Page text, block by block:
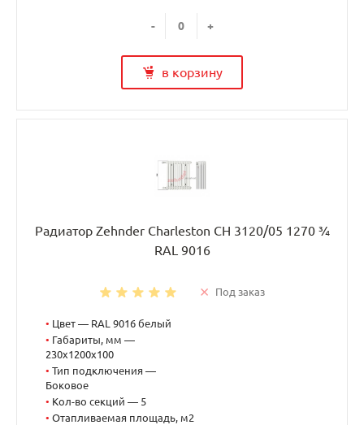
- +
в корзину
Радиатор Zehnder Charleston CH 3120/05 1270 ¾
RAL 9016
Под заказ
• Цвет — RAL 9016 белый
• Габариты, мм —
230x1200x100
• Тип подключения —
Боковое
• Кол-во секций — 5
• Отапливаемая площадь, м2